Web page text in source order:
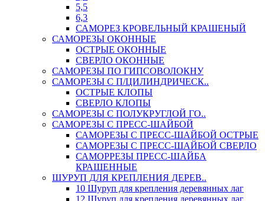
5,5
6,3
САМОРЕЗ КРОВЕЛЬНЫЙ КРАШЕНЫЙ
САМОРЕЗЫ ОКОННЫЕ
ОСТРЫЕ ОКОННЫЕ
СВЕРЛО ОКОННЫЕ
САМОРЕЗЫ ПО ГИПСОВОЛОКНУ
САМОРЕЗЫ С П/ЦИЛИНДРИЧЕСК..
ОСТРЫЕ КЛОПЫ
СВЕРЛО КЛОПЫ
САМОРЕЗЫ С ПОЛУКРУГЛОЙ ГО..
САМОРЕЗЫ С ПРЕСС-ШАЙБОЙ
САМОРЕЗЫ С ПРЕСС-ШАЙБОЙ ОСТРЫЕ
САМОРЕЗЫ С ПРЕСС-ШАЙБОЙ СВЕРЛО
САМОРРЕЗЫ ПРЕСС-ШАЙБА
КРАШЕННЫЕ
ШУРУП ДЛЯ КРЕПЛЕНИЯ ДЕРЕВ..
10 Шуруп для крепления деревянных лаг
12 Шуруп для крепления деревянных лаг